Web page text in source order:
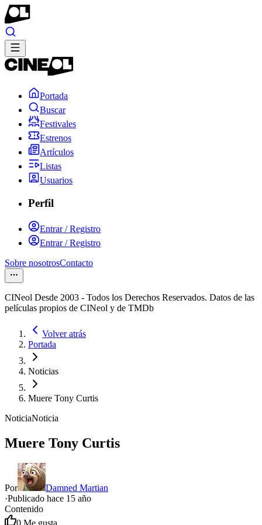
Portada
Buscar
Festivales
Estrenos
Artículos
Listas
Usuarios
Perfil
Entrar / Registro
Entrar / Registro
Sobre nosotrosContacto
CINeol Desde 2003 - Todos los Derechos Reservados. Datos de las
películas propios de CINeol y de TMDb
Volver atrás
Portada
Noticias
Muere Tony Curtis
NoticiaNoticia
Muere Tony Curtis
Por
Damned Martian
·Publicado hace 15 año
Contenido